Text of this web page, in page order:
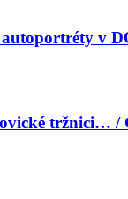
v
tržnici… /